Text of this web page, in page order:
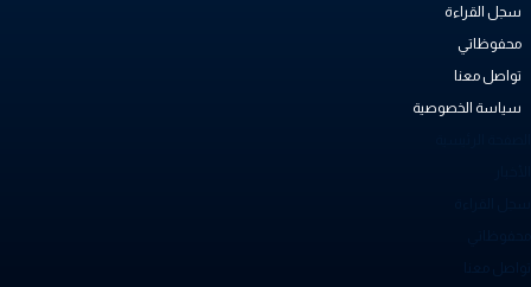
سجل القراءة
محفوظاتي
تواصل معنا
سياسة الخصوصية